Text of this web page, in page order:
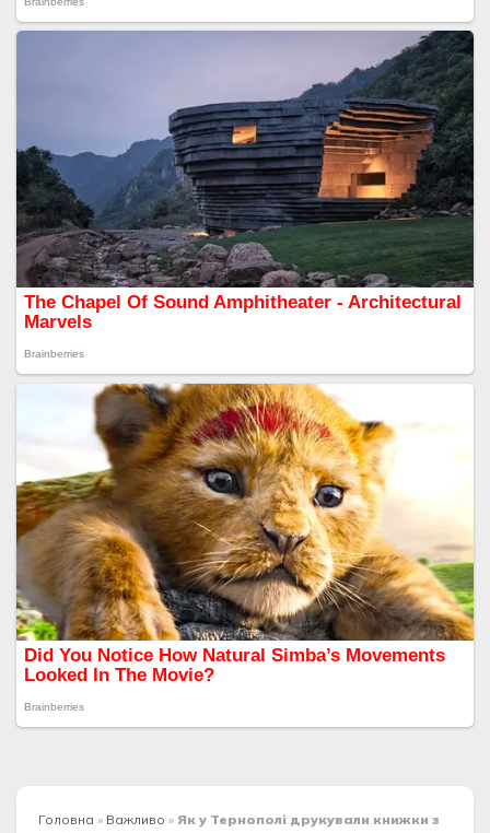
Головна » Важливо » Як у Тернополі друкували книжки з